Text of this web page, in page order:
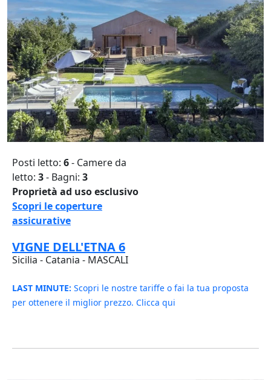
Posti letto: 6- Camere da
letto: 3- Bagni: 3
Proprietà ad uso esclusivo
Scopri le coperture
assicurative
VIGNE DELL'ETNA 6
Sicilia - Catania - MASCALI
LAST MINUTE: Scopri le nostre tariffe o fai la tua proposta
per ottenere il miglior prezzo. Clicca qui